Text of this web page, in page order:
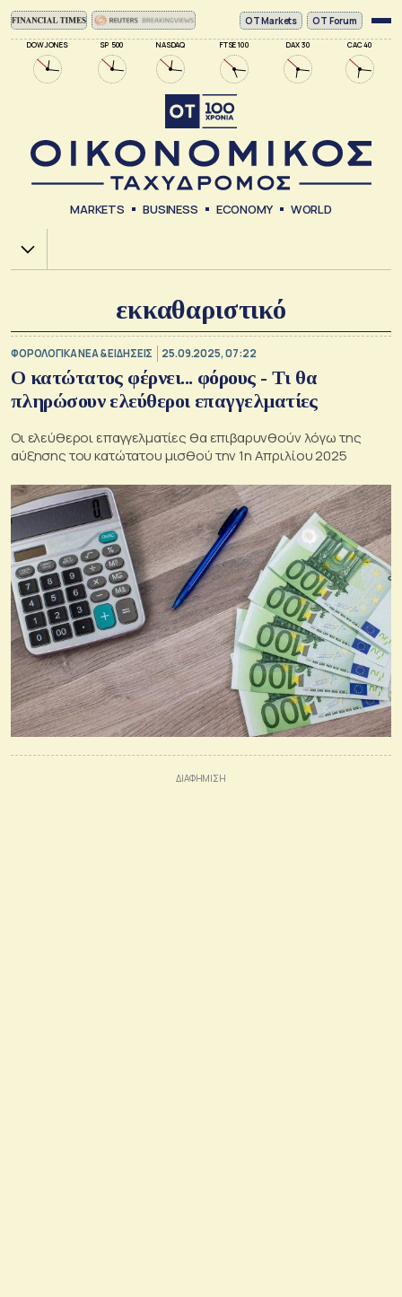
DOW JONES SP 500 NASDAQ FTSE 100 DAX 30 CAC 40
ΟΤ Markets OT Forum
MARKETS BUSINESS ECONOMY WORLD
Χ.Α.
εκκαθαριστικό
ΦΟΡΟΛΟΓΙΚΑ ΝΕΑ & EΙΔΗΣΕΙΣ 25.09.2025, 07:22
Ο κατώτατος φέρνει... φόρους - Τι θα
πληρώσουν ελεύθεροι επαγγελματίες
Οι ελεύθεροι επαγγελματίες θα επιβαρυνθούν λόγω της
αύξησης του κατώτατου μισθού την 1η Απριλίου 2025